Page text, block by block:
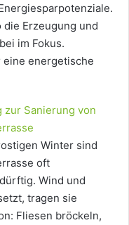
die Erzeugung und
im Fokus.
eine energetische
zur Sanierung von
Winter sind
oft
Wind und
tragen sie
Fliesen bröckeln,